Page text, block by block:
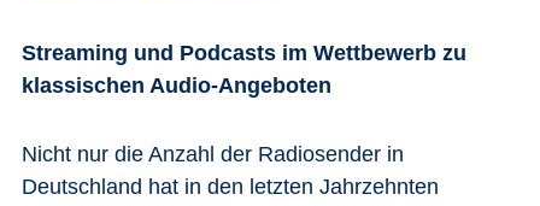
Streaming und Podcasts im Wettbewerb zu
klassischen Audio-Angeboten
Nicht nur die Anzahl der Radiosender in
Deutschland hat in den letzten Jahrzehnten